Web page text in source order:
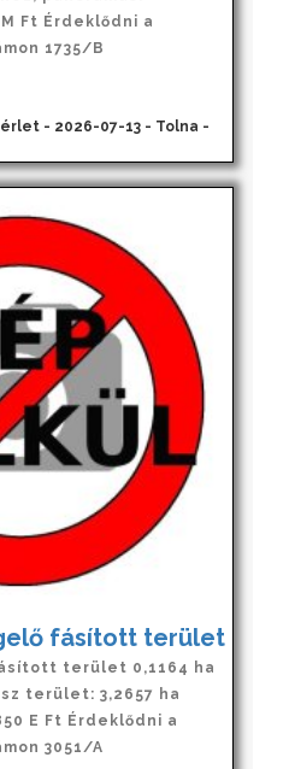
Ft Érdeklődni a
1735/B
- 2026-07-13 - Tolna -
fásított terület
terület 0,1164 ha
terület: 3,2657 ha
E Ft Érdeklődni a
3051/A